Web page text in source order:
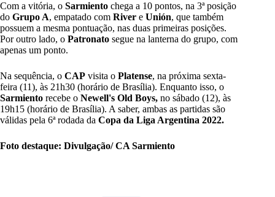
Com a vitória, o Sarmiento chega a 10 pontos, na 3ª posição
do Grupo A, empatado com River e Unión, que também
possuem a mesma pontuação, nas duas primeiras posições.
Por outro lado, o Patronato segue na lanterna do grupo, com
apenas um ponto.
Na sequência, o CAP visita o Platense, na próxima sexta-
feira (11), às 21h30 (horário de Brasília). Enquanto isso, o
Sarmiento recebe o Newell's Old Boys, no sábado (12), às
19h15 (horário de Brasília). A saber, ambas as partidas são
válidas pela 6ª rodada da Copa da Liga Argentina 2022.
Foto destaque: Divulgação/ CA Sarmiento